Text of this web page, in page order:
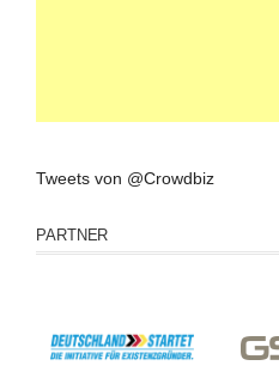
Tweets von @Crowdbiz
PARTNER